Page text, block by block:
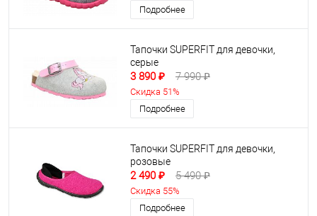
Подробнее
Тапочки SUPERFIT для девочки,
серые
3 890 ₽ 7 990 ₽
Скидка 51%
Подробнее
Тапочки SUPERFIT для девочки,
розовые
2 490 ₽ 5 490 ₽
Скидка 55%
Подробнее